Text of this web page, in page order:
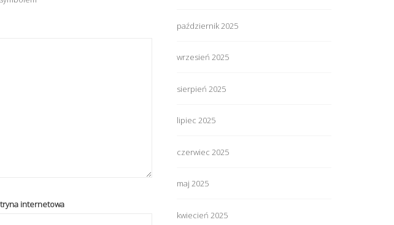
internetowa
październik 2025
wrzesień 2025
sierpień 2025
lipiec 2025
czerwiec 2025
maj 2025
kwiecień 2025